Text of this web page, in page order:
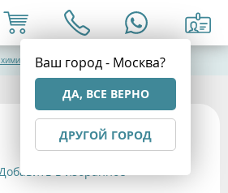
Ваш город - Москва?
ДА, ВСЕ ВЕРНО
ДРУГОЙ ГОРОД
пилинга
Добавить в избранное